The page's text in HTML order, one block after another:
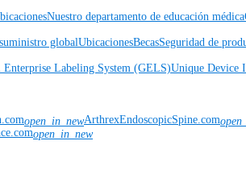
Nuestro departamento de educación médica
globalUbicacionesBecasSeguridad de
Enterprise Labeling System (GELS)Unique Device
open_in_newArthrexEndoscopicSpine.com
open_in_new